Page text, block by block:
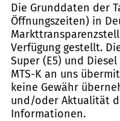
Die Grunddaten der
Öffnungszeiten) in
Verfügung gestellt.
Super (E5) und
MTS-K an uns
keine Gewähr
und/oder Aktualität
Informationen.